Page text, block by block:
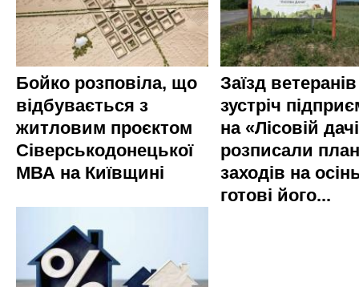
Бойко розповіла, що
відбувається з
житловим проєктом
Сіверськодонецької
МВА на Київщині
Заїзд
зустріч
на «Лісовій
розписали план
заходів на
готові його...